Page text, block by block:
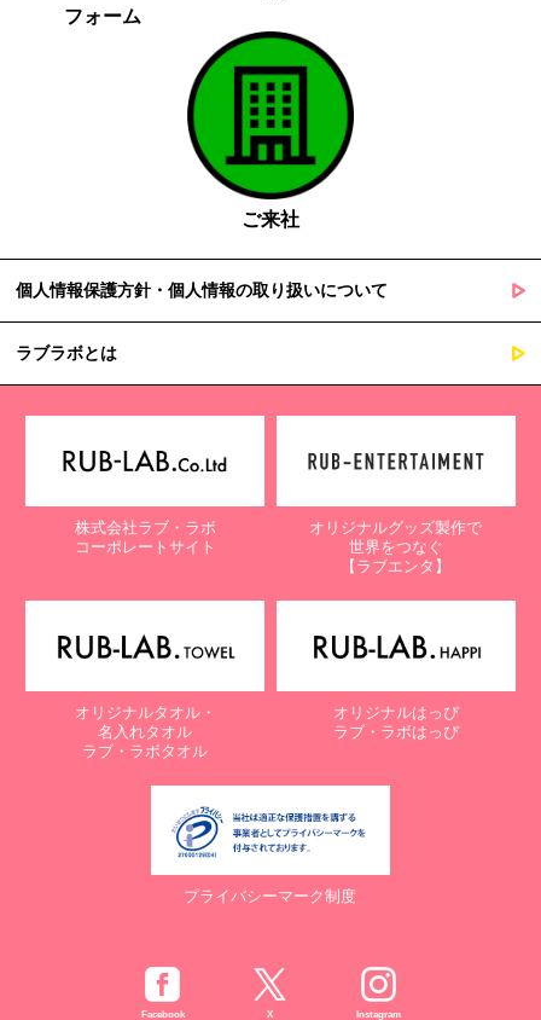
フォーム
ご来社
個人情報保護方針・個人情報の取り扱いについて
ラブラボとは
株式会社ラブ・ラボ
コーポレートサイト
オリジナルグッズ製作で
世界をつなぐ
【ラブエンタ】
オリジナルタオル・
名入れタオル
ラブ・ラボタオル
オリジナルはっぴ
ラブ・ラボはっぴ
プライバシーマーク制度
Facebook X Instagram